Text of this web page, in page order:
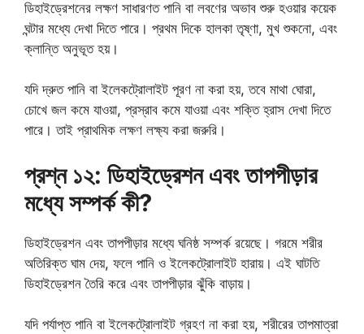
ডিহাইড্রেশনের লক্ষণ সাধারণত পানি বা লবণের অভাব শুরু হওয়ার কয়েক
ঘন্টার মধ্যে দেখা দিতে পারে। প্রথম দিকে হালকা তৃষ্ণা, মুখ শুকনো, এবং
ক্লান্তি অনুভূত হয়।
যদি দ্রুত পানি বা ইলেকট্রোলাইট পূরণ না করা হয়, তবে মাথা ঘোরা,
চোখে জল কমে যাওয়া, প্রস্রাব কমে যাওয়া এবং শক্তি হ্রাস দেখা দিতে
পারে। তাই প্রাথমিক লক্ষণ লক্ষ্য করা জরুরি।
প্রশ্ন ১২: ডিহাইড্রেশন এবং তাপপীড়ার
মধ্যে সম্পর্ক কী?
ডিহাইড্রেশন এবং তাপপীড়ার মধ্যে ঘনিষ্ঠ সম্পর্ক রয়েছে। গরমে শরীর
অতিরিক্ত ঘাম দেয়, ফলে পানি ও ইলেকট্রোলাইট হারায়। এই ঘাটতি
ডিহাইড্রেশন তৈরি করে এবং তাপপীড়ার ঝুঁকি বাড়ায়।
যদি পর্যাপ্ত পানি বা ইলেকট্রোলাইট গ্রহণ না করা হয়, শরীরের তাপমাত্রা